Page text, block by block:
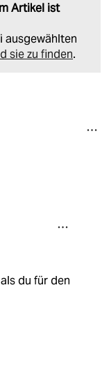
Artikel ist
ausgewählten
sie zu finden.
du für den